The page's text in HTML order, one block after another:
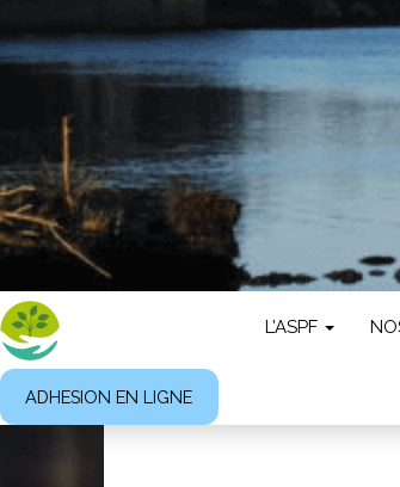
L’ASPF
ADHESION EN LIGNE